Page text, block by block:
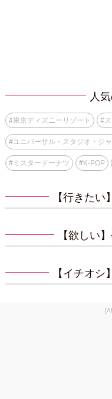
人
#東京ディズニーリゾート #
#ユニバーサル・スタジオ・ジ
#ミスタードーナツ #K-POP
【行きた
【欲しい
【イチオ